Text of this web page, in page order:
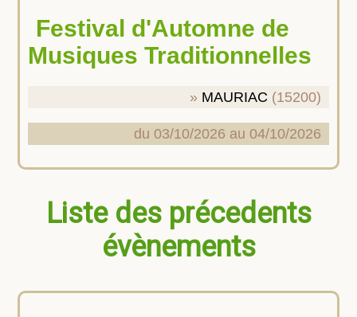
Festival d'Automne de
Musiques Traditionnelles
MAURIAC (15200)
du 03/10/2026 au 04/10/2026
Liste des précedents
évènements